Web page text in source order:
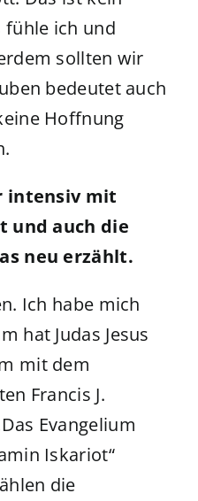
fühle ich und
sollten wir
bedeutet auch
Hoffnung
intensiv mit
und auch die
neu erzählt.
Ich habe mich
hat Judas Jesus
mit dem
Francis J.
Evangelium
Iskariot“
die